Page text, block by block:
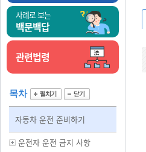
사례로 보는
백문백답
관련법령
목차
자동차 운전 준비하기
운전자 운전 금지 사항